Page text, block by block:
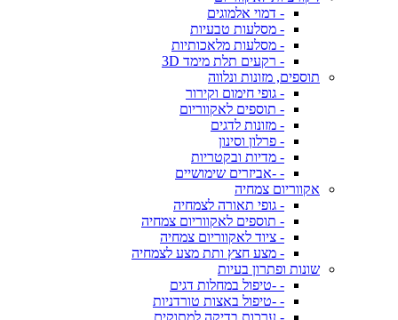
- דמוי אלמוגים
- מסלעות טבעיות
- מסלעות מלאכותיות
- רקעים תלת מימד 3D
תוספים, מזונות ונלווה
- גופי חימום וקירור
- תוספים לאקווריום
- מזונות לדגים
- פרלון וסינון
- מדיות ובקטריות
- -אביזרים שימושיים
אקווריום צמחיה
- גופי תאורה לצמחיה
- תוספים לאקווריום צמחיה
- ציוד לאקווריום צמחיה
- מצע חצץ ותת מצע לצמחיה
שונות ופתרון בעיות
- -טיפול במחלות דגים
- -טיפול באצות טורדניות
- ערכות בדיקה למתוקים